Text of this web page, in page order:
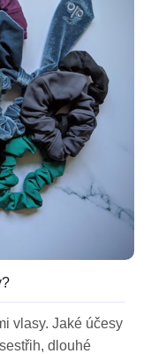
vlasy. Jaké účesy
dlouhé